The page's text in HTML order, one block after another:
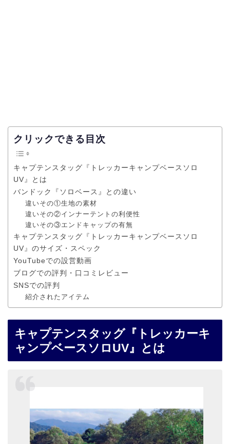
クリックできる目次
キャプテンスタッグ『トレッカーキャンプベースソロ
UV』とは
バンドック『ソロベース』との違い
違いその①生地の素材
違いその②インナーテントの利便性
違いその③エンドキャップの有無
キャプテンスタッグ『トレッカーキャンプベースソロ
UV』のサイズ・スペック
YouTubeでの設営動画
ブログでの評判・口コミレビュー
SNSでの評判
紹介されたアイテム
キャプテンスタッグ『トレッカーキ
ャンプベースソロUV』とは